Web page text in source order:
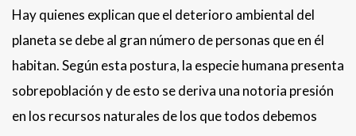
Hay quienes explican que el deterioro ambiental del
planeta se debe al gran número de personas que en él
habitan. Según esta postura, la especie humana presenta
sobrepoblación y de esto se deriva una notoria presión
en los recursos naturales de los que todos debemos